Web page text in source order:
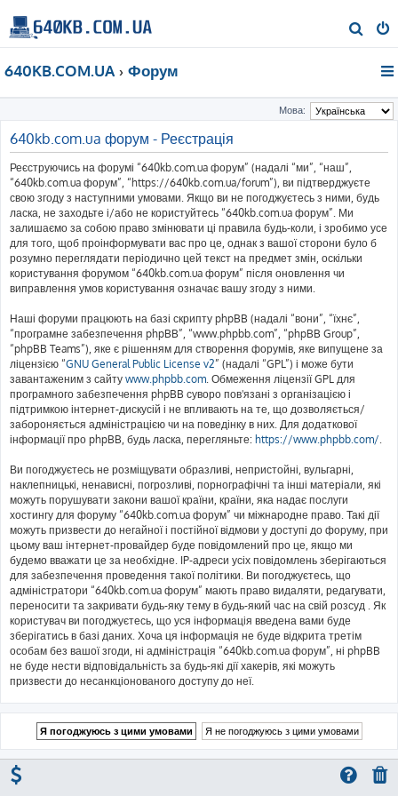
о
к
640KB.COM.UA Форум
Мова:
640kb.com.ua форум - Реєстрація
Реєструючись на форумі “640kb.com.ua форум” (надалі “ми”, “наш”,
“640kb.com.ua форум”, “https://640kb.com.ua/forum”), ви підтверджуєте
свою згоду з наступними умовами. Якщо ви не погоджуєтесь з ними, будь
ласка, не заходьте і/або не користуйтесь “640kb.com.ua форум”. Ми
залишаємо за собою право змінювати ці правила будь-коли, і зробимо усе
для того, щоб проінформувати вас про це, однак з вашої сторони було б
розумно переглядати періодично цей текст на предмет змін, оскільки
користування форумом “640kb.com.ua форум” після оновлення чи
виправлення умов користування означає вашу згоду з ними.
Наші форуми працюють на базі скрипту phpBB (надалі “вони”, “їхнє”,
“програмне забезпечення phpBB”, “www.phpbb.com”, “phpBB Group”,
“phpBB Teams”), яке є рішенням для створення форумів, яке випущене за
ліцензією “GNU General Public License v2” (надалі “GPL”) і може бути
завантаженим з сайту www.phpbb.com. Обмеження ліцензії GPL для
програмного забезпечення phpBB суворо пов'язані з організацією і
підтримкою інтернет-дискусій і не впливають на те, що дозволяється/
забороняється адміністрацією чи на поведінку в них. Для додаткової
інформації про phpBB, будь ласка, перегляньте: https://www.phpbb.com/.
Ви погоджуєтесь не розміщувати образливі, непристойні, вульгарні,
наклепницькі, ненависні, погрозливі, порнографічні та інші матеріали, які
можуть порушувати закони вашої країни, країни, яка надає послуги
хостингу для форуму “640kb.com.ua форум” чи міжнародне право. Такі дії
можуть призвести до негайної і постійної відмови у доступі до форуму, при
цьому ваш інтернет-провайдер буде повідомлений про це, якщо ми
будемо вважати це за необхідне. IP-адреси усіх повідомлень зберігаються
для забезпечення проведення такої політики. Ви погоджуєтесь, що
адміністратори “640kb.com.ua форум” мають право видаляти, редагувати,
переносити та закривати будь-яку тему в будь-який час на свій розсуд . Як
користувач ви погоджуєтесь, що уся інформація введена вами буде
зберігатись в базі даних. Хоча ця інформація не буде відкрита третім
особам без вашої згоди, ні адміністрація “640kb.com.ua форум”, ні phpBB
не буде нести відповідальність за будь-які дії хакерів, які можуть
призвести до несанкціонованого доступу до неї.